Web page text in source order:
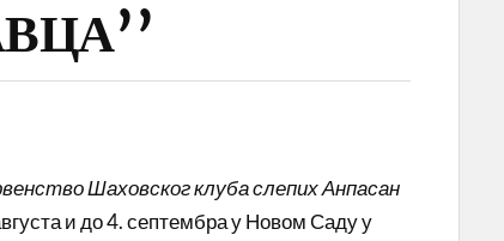
Шаховског клуба слепих Анпасан
и до 4. септембра у Новом Саду у